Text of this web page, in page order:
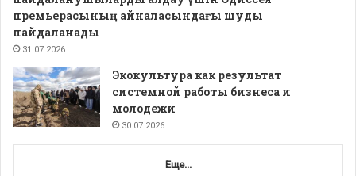
премьерасының айналасындағы шуды
пайдаланады
31.07.2026
Экокультура как результат
системной работы бизнеса и
молодежи
30.07.2026
Еще...